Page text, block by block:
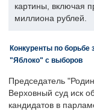
картины, включая
миллиона рублей.
Конкуренты по борьбе
"Яблоко" с выборов
Председатель
Верховный суд иск
кандидатов в